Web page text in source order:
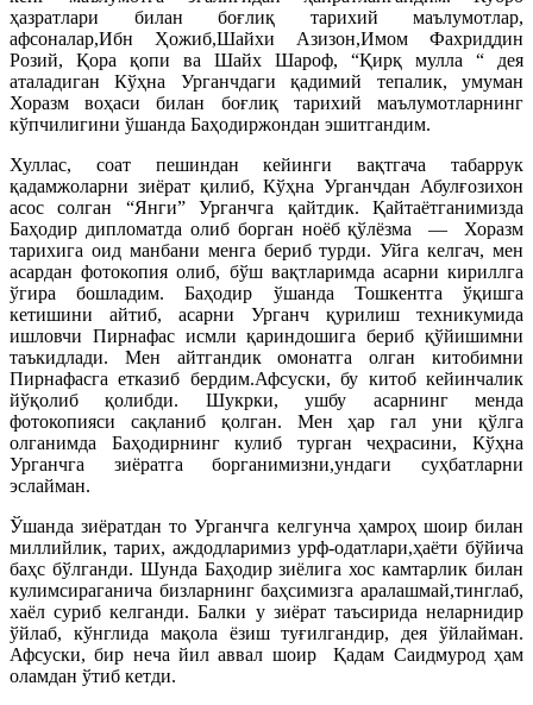
ҳазратлари билан боғлиқ тарихий маълумотлар,
афсоналар,Ибн Ҳожиб,Шайхи Азизон,Имом Фахриддин
Розий, Қора қопи ва Шайх Шароф, “Қирқ мулла “ дея
аталадиган Кўҳна Урганчдаги қадимий тепалик, умуман
Хоразм воҳаси билан боғлиқ тарихий маълумотларнинг
кўпчилигини ўшанда Баҳодиржондан эшитгандим.
Хуллас, соат пешиндан кейинги вақтгача табаррук
қадамжоларни зиёрат қилиб, Кўҳна Урганчдан Абулғозихон
асос солган “Янги” Урганчга қайтдик. Қайтаётганимизда
Баҳодир дипломатда олиб борган ноёб қўлёзма — Хоразм
тарихига оид манбани менга бериб турди. Уйга келгач, мен
асардан фотокопия олиб, бўш вақтларимда асарни кириллга
ўгира бошладим. Баҳодир ўшанда Тошкентга ўқишга
кетишини айтиб, асарни Урганч қурилиш техникумида
ишловчи Пирнафас исмли қариндошига бериб қўйишимни
таъкидлади. Мен айтгандик омонатга олган китобимни
Пирнафасга етказиб бердим.Афсуски, бу китоб кейинчалик
йўқолиб қолибди. Шукрки, ушбу асарнинг менда
фотокопияси сақланиб қолган. Мен ҳар гал уни қўлга
олганимда Баҳодирнинг кулиб турган чеҳрасини, Кўҳна
Урганчга зиёратга борганимизни,ундаги суҳбатларни
эслайман.
Ўшанда зиёратдан то Урганчга келгунча ҳамроҳ шоир билан
миллийлик, тарих, аждодларимиз урф-одатлари,ҳаёти бўйича
баҳс бўлганди. Шунда Баҳодир зиёлига хос камтарлик билан
кулимсираганича бизларнинг баҳсимизга аралашмай,тинглаб,
хаёл суриб келганди. Балки у зиёрат таъсирида неларнидир
ўйлаб, кўнглида мақола ёзиш туғилгандир, дея ўйлайман.
Афсуски, бир неча йил аввал шоир Қадам Саидмурод ҳам
оламдан ўтиб кетди.